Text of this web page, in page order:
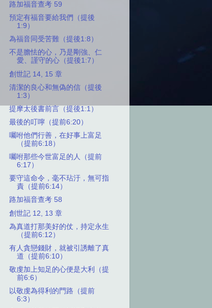
路加福音查考 59
預定有福音要給我們（提後
1:9）
為福音同受苦難（提後1:8）
不是膽怯的心，乃是剛強、仁
愛、謹守的心（提後1:7）
創世記 14, 15 章
清潔的良心和無偽的信（提後
1:3）
提摩太後書前言（提後1:1）
最後的叮嚀（提前6:20）
囑咐他們行善，在好事上富足
（提前6:18）
囑咐那些今世富足的人（提前
6:17）
要守這命令，毫不玷汙，無可指
責（提前6:14）
路加福音查考 58
創世記 12, 13 章
為真道打那美好的仗，持定永生
（提前6:12）
有人貪戀錢財，就被引誘離了真
道（提前6:10）
敬虔加上知足的心便是大利（提
前6:6）
以敬虔為得利的門路（提前
6:3）